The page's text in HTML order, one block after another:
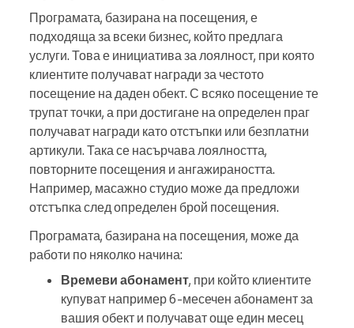
Програмата, базирана на посещения, е
подходяща за всеки бизнес, който предлага
услуги. Това е инициатива за лоялност, при която
клиентите получават награди за честото
посещение на даден обект. С всяко посещение те
трупат точки, а при достигане на определен праг
получават награди като отстъпки или безплатни
артикули. Така се насърчава лоялността,
повторните посещения и ангажираността.
Например, масажно студио може да предложи
отстъпка след определен брой посещения.
Програмата, базирана на посещения, може да
работи по няколко начина:
Времеви абонамент, при който клиентите
купуват например 6-месечен абонамент за
вашия обект и получават още един месец